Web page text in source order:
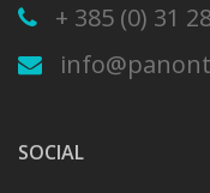
+ 385 (0) 31
SOCIAL